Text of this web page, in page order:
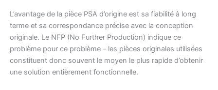
L’avantage de la pièce PSA d’origine est sa fiabilité à long
terme et sa correspondance précise avec la conception
originale. Le NFP (No Further Production) indique ce
problème pour ce problème – les pièces originales utilisées
constituent donc souvent le moyen le plus rapide d’obtenir
une solution entièrement fonctionnelle.